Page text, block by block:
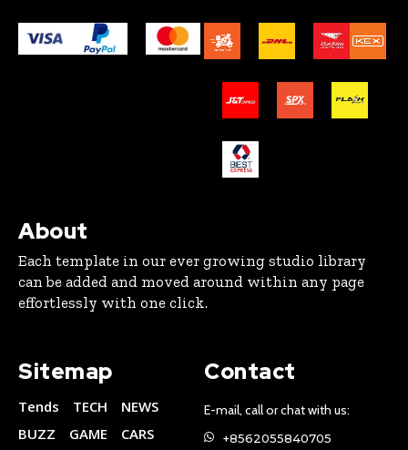
About
Each template in our ever growing studio library
can be added and moved around within any page
effortlessly with one click.
Sitemap
Tends TECH
NEWS
BUZZ
GAME
CARS
Contact
E-mail, call or chat with us:
+8562055840705